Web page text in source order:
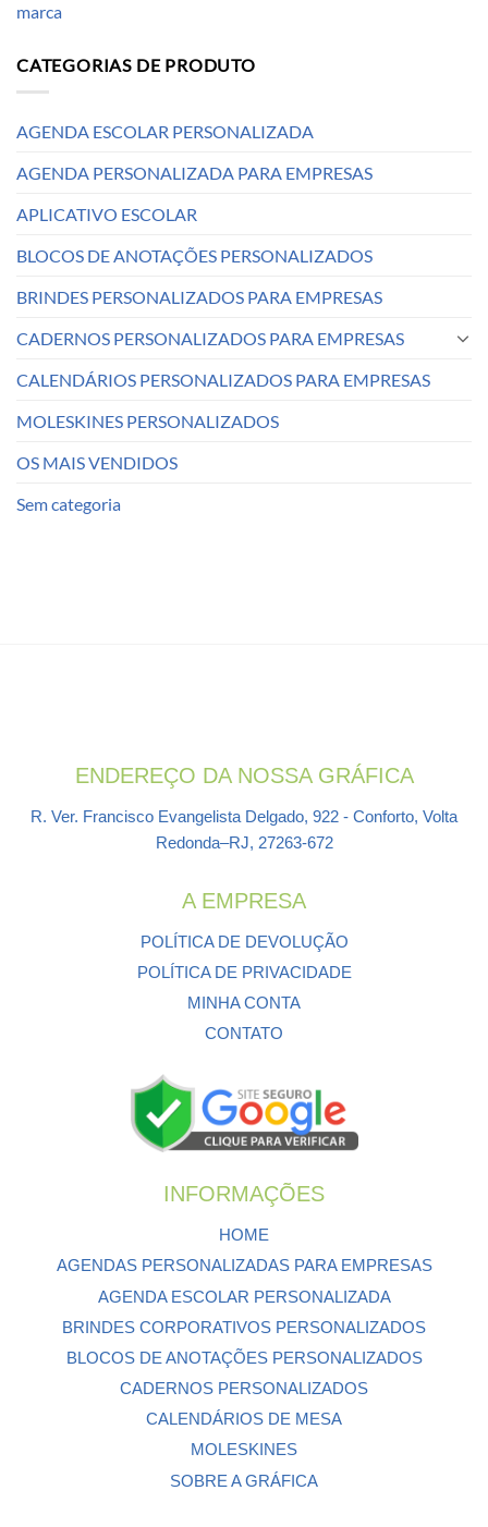
marca
CATEGORIAS DE PRODUTO
AGENDA ESCOLAR PERSONALIZADA
AGENDA PERSONALIZADA PARA EMPRESAS
APLICATIVO ESCOLAR
BLOCOS DE ANOTAÇÕES PERSONALIZADOS
BRINDES PERSONALIZADOS PARA EMPRESAS
CADERNOS PERSONALIZADOS PARA EMPRESAS
CALENDÁRIOS PERSONALIZADOS PARA EMPRESAS
MOLESKINES PERSONALIZADOS
OS MAIS VENDIDOS
Sem categoria
ENDEREÇO DA NOSSA GRÁFICA
R. Ver. Francisco Evangelista Delgado, 922 - Conforto, Volta
Redonda–RJ, 27263-672
A EMPRESA
POLÍTICA DE DEVOLUÇÃO
POLÍTICA DE PRIVACIDADE
MINHA CONTA
CONTATO
INFORMAÇÕES
HOME
AGENDAS PERSONALIZADAS PARA EMPRESAS
AGENDA ESCOLAR PERSONALIZADA
BRINDES CORPORATIVOS PERSONALIZADOS
BLOCOS DE ANOTAÇÕES PERSONALIZADOS
CADERNOS PERSONALIZADOS
CALENDÁRIOS DE MESA
MOLESKINES
SOBRE A GRÁFICA